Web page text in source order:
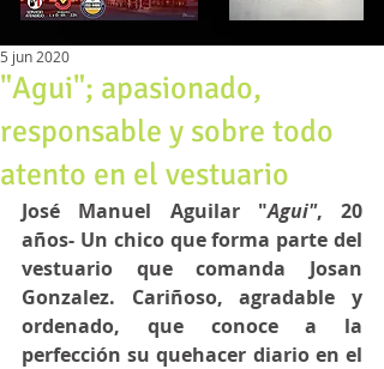
"Agui"; apasionado,
responsable y sobre todo
atento en el vestuario
5 jun 2020
José Manuel Aguilar "Agui", 20
años- Un chico que forma parte del
vestuario que comanda Josan
Gonzalez. Cariñoso, agradable y
ordenado, que conoce a la
perfección su quehacer diario en el